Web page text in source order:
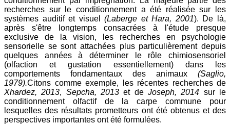
recherches sur le conditionnement a été réalisée sur les
systèmes auditif et visuel(Laberge et Hara, 2001). De là,
après s'être longtemps consacrées à l'étude presque
exclusive de la vision, les recherches en psychologie
sensorielle se sont attachées plus particulièrement depuis
quelques années à déterminer le rôle chimiosensoriel
(olfaction et gustation essentiellement) dans les
comportements fondamentaux des animaux (Saglio,
1979).Citons comme exemple, les récentes recherches de
Xhardez, 2013, Sepcha, 2013et deJoseph, 2014 sur le
conditionnement olfactif de la carpe commune pour
lesquelles des résultats prometteurs ont été obtenus et des
perspectives importantes ont été formulées.